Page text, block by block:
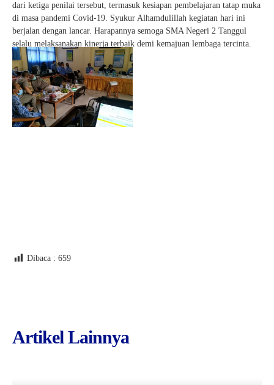
dari ketiga penilai tersebut, termasuk kesiapan pembelajaran tatap muka
di masa pandemi Covid-19. Syukur Alhamdulillah kegiatan hari ini
berjalan dengan lancar. Harapannya semoga SMA Negeri 2 Tanggul
selalu melaksanakan kinerja terbaik demi kemajuan lembaga tercinta.
Dibaca : 659
Artikel Lainnya